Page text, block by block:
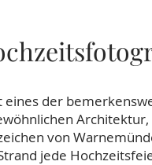
der
von
jede